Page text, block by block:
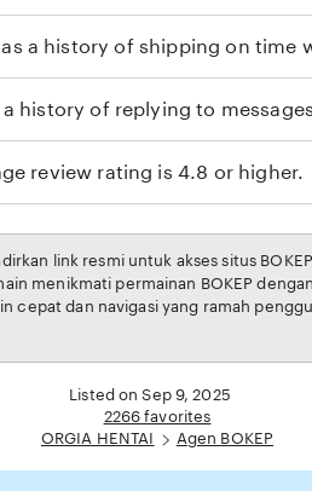
a history of shipping on time
a history of replying to
review rating is 4.8 or higher.
dengan aman dan transparan,
Listed on Sep 9, 2025
2266 favorites
ORGIA HENTAI
Agen BOKEP